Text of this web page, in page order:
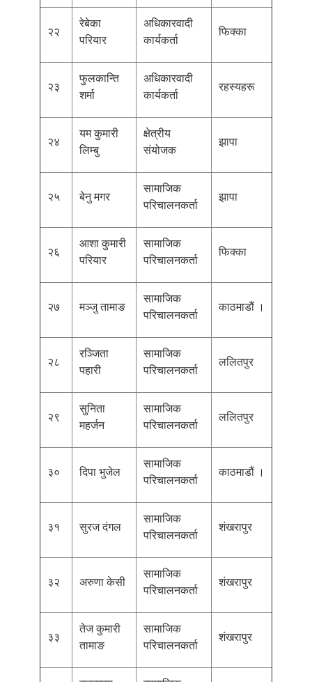
२२
रेबेका
परियार
अधिकारवादी
कार्यकर्ता
फिक्का
२३
फुलकान्ति
शर्मा
अधिकारवादी
कार्यकर्ता
रहस्यहरू
२४
यम कुमारी
लिम्बु
क्षेत्रीय
संयोजक
झापा
२५ बेनु मगर
सामाजिक
परिचालनकर्ता
झापा
२६
आशा कुमारी
परियार
सामाजिक
परिचालनकर्ता
फिक्का
२७ मञ्जु तामाङ
सामाजिक
परिचालनकर्ता
काठमाडौं ।
२८
रञ्जिता
पहारी
सामाजिक
परिचालनकर्ता
ललितपुर
२९
सुनिता
महर्जन
सामाजिक
परिचालनकर्ता
ललितपुर
३० दिपा भुजेल
सामाजिक
परिचालनकर्ता
काठमाडौं ।
३१ सुरज दंगल
सामाजिक
परिचालनकर्ता
शंखरापुर
३२ अरुणा केसी
सामाजिक
परिचालनकर्ता
शंखरापुर
३३
तेज कुमारी
तामाङ
सामाजिक
परिचालनकर्ता
शंखरापुर